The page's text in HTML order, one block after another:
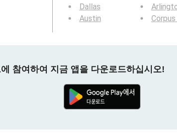
Dallas
Austin
참여하여 지금 앱을 다운로드하십시오!